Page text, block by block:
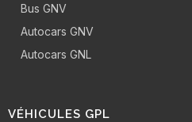
Bus GNV
Autocars GNV
Autocars GNL
VÉHICULES GPL